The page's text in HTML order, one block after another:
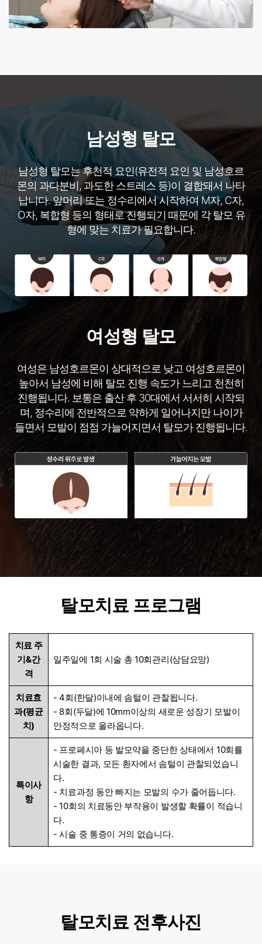
남성형 탈모
남성형 탈모는 후천적 요인(유전적 요인 및 남성호르
몬의 과다분비, 과도한 스트레스 등)이 결합돼서 나타
납니다. 앞머리 또는 정수리에서 시작하여 M자, C자,
O자, 복합형 등의 형태로 진행되기 때문에 각 탈모 유
형에 맞는 치료가 필요합니다.
여성형 탈모
여성은 남성호르몬이 상대적으로 낮고 여성호르몬이
높아서 남성에 비해 탈모 진행 속도가 느리고 천천히
진행됩니다. 보통은 출산 후 30대에서 서서히 시작되
며, 정수리에 전반적으로 약하게 일어나지만 나이가
들면서 모발이 점점 가늘어지면서 탈모가 진행됩니다.
탈모치료 프로그램
치료 주
기&간
격
일주일에 1회 시술 총 10회관리(상담요망)
치료효
과(평균
치)
- 4회(한달)이내에 솜털이 관찰됩니다.
- 8회(두달)에 10mm이상의 새로운 성장기 모발이
안정적으로 올라옵니다.
특이사
항
- 프로페시아 등 발모약을 중단한 상태에서 10회를
시술한 결과, 모든 환자에서 솜털이 관찰되었습니
다.
- 치료과정 동안 빠지는 모발의 수가 줄어듭니다.
- 10회의 치료동안 부작용이 발생할 확률이 적습니
다.
- 시술 중 통증이 거의 없습니다.
탈모치료 전후사진